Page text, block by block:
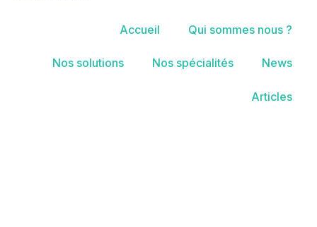
Accueil Qui sommes nous ?
Nos solutions Nos spécialités News
Articles